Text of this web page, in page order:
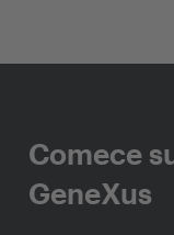
Comece
GeneXus